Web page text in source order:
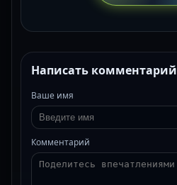
Написать комментарий
Ваше имя
Комментарий